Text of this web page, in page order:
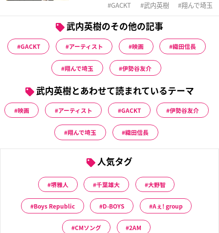
GACKT 武内英樹 翔んで埼玉
武内英樹のその他の記事
GACKT アーティスト 映画 織田信長
翔んで埼玉 伊勢谷友介
武内英樹とあわせて読まれているテーマ
映画 アーティスト GACKT 伊勢谷友介
翔んで埼玉 織田信長
人気タグ
堺雅人 千葉雄大 大野智
Boys Republic D-BOYS Aぇ! group
CMソング 2AM